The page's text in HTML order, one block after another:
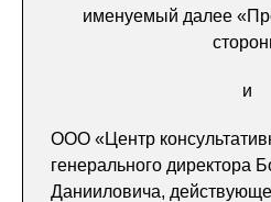
именуемый далее
и
ООО «Центр
генерального директора
Данииловича,